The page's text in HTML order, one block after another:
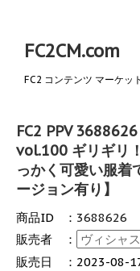
FC2CM.com
FC2 コンテンツ マーケッ
FC2 PPV
vol.100 ギリギリ
っかく可愛い服着
ージョン有り】
商品ID ： 3688626
販売者
： ヴィシャ
販売日 ： 2023-08-